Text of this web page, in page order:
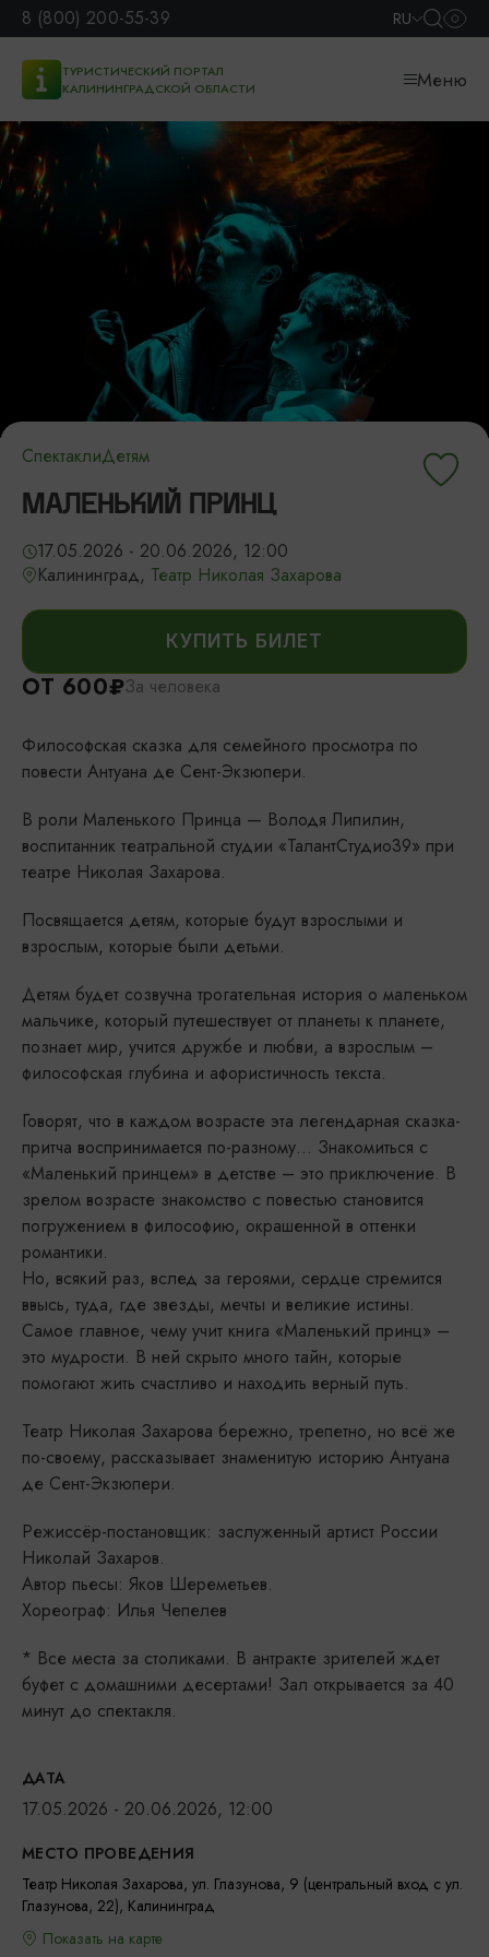
8 (800) 200-55-39 RU
ТУРИСТИЧЕСКИЙ ПОРТАЛ
КАЛИНИНГРАДСКОЙ ОБЛАСТИ
Меню
СпектаклиДетям
МАЛЕНЬКИЙ ПРИНЦ
17.05.2026 - 20.06.2026, 12:00
Калининград, Театр Николая Захарова
КУПИТЬ БИЛЕТ
ОТ 600₽За человека
Философская сказка для семейного просмотра по
повести Антуана де Сент-Экзюпери.
В роли Маленького Принца — Володя Липилин,
воспитанник театральной студии «ТалантСтудио39» при
театре Николая Захарова.
Посвящается детям, которые будут взрослыми и
взрослым, которые были детьми.
Детям будет созвучна трогательная история о маленьком
мальчике, который путешествует от планеты к планете,
познает мир, учится дружбе и любви, а взрослым –
философская глубина и афористичность текста.
Говорят, что в каждом возрасте эта легендарная сказка-
притча воспринимается по-разному… Знакомиться с
«Маленький принцем» в детстве – это приключение. В
зрелом возрасте знакомство с повестью становится
погружением в философию, окрашенной в оттенки
романтики.
Но, всякий раз, вслед за героями, сердце стремится
ввысь, туда, где звезды, мечты и великие истины.
Самое главное, чему учит книга «Маленький принц» –
это мудрости. В ней скрыто много тайн, которые
помогают жить счастливо и находить верный путь.
Театр Николая Захарова бережно, трепетно, но всё же
по-своему, рассказывает знаменитую историю Антуана
де Сент-Экзюпери.
Режиссёр-постановщик: заслуженный артист России
Николай Захаров.
Автор пьесы: Яков Шереметьев.
Хореограф: Илья Чепелев
* Все места за столиками. В антракте зрителей ждет
буфет с домашними десертами! Зал открывается за 40
минут до спектакля.
ДАТА
17.05.2026 - 20.06.2026, 12:00
МЕСТО ПРОВЕДЕНИЯ
Театр Николая Захарова, ул. Глазунова, 9 (центральный вход с ул.
Глазунова, 22), Калининград
Показать на карте